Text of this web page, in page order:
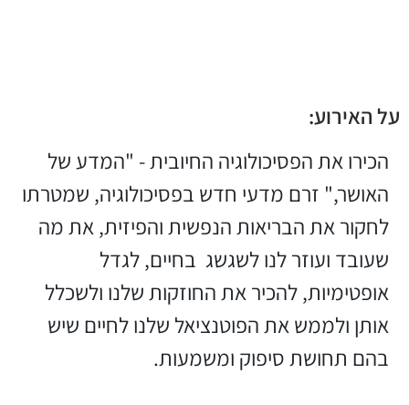
על האירוע:
הכירו את הפסיכולוגיה החיובית - "המדע של
האושר," זרם מדעי חדש בפסיכולוגיה, שמטרתו
לחקור את הבריאות הנפשית והפיזית, את מה
שעובד ועוזר לנו לשגשג בחיים, לגדל
אופטימיות, להכיר את החוזקות שלנו ולשכלל
אותן ולממש את הפוטנציאל שלנו לחיים שיש
בהם תחושת סיפוק ומשמעות.